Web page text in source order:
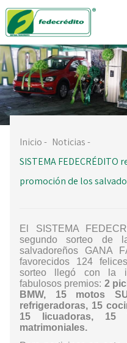
Inicio- Noticias-
SISTEMA
promoción de los
El SISTEMA
segundo sorteo de
salvadoreños GANA
favorecidos 124
sorteo llegó con la
fabulosos premios: 2
BMW, 15 motos
refrigeradoras, 15
15 licuadoras,
matrimoniales.